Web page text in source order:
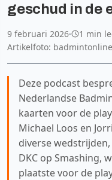
geschud in de
9 februari 2026· 1 min
Artikelfoto:
Deze podcast
Nederlandse
kaarten voor de
Michael Loos en
diverse
DKC op Smashing,
plaatste voor de